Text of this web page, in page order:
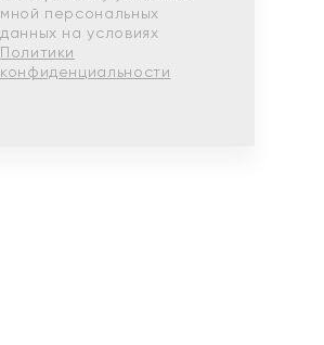
мной персональных
данных на условиях
Политики
конфиденциальности